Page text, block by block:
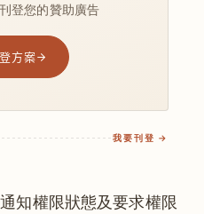
登您的贊助廣告
方案
我要刊登 →
知權限狀態及要求權限